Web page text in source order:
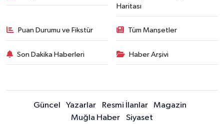
Haritası
Puan Durumu ve Fikstür Tüm Manşetler
Son Dakika Haberleri Haber Arşivi
Güncel Yazarlar Resmi İlanlar
Magazin
Muğla Haber
Siyaset